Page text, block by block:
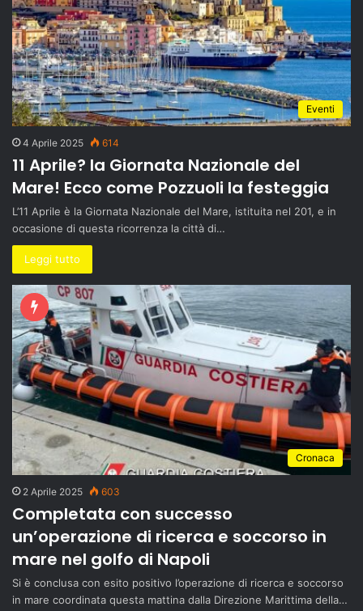
Eventi
4 Aprile 2025 614
11 Aprile? la Giornata Nazionale del
Mare! Ecco come Pozzuoli la festeggia
L’11 Aprile è la Giornata Nazionale del Mare, istituita nel 201, e in
occasione di questa ricorrenza la città di…
Leggi tutto
Cronaca
2 Aprile 2025 603
Completata con successo
un’operazione di ricerca e soccorso in
mare nel golfo di Napoli
Si è conclusa con esito positivo l’operazione di ricerca e soccorso
in mare coordinata questa mattina dalla Direzione Marittima della…